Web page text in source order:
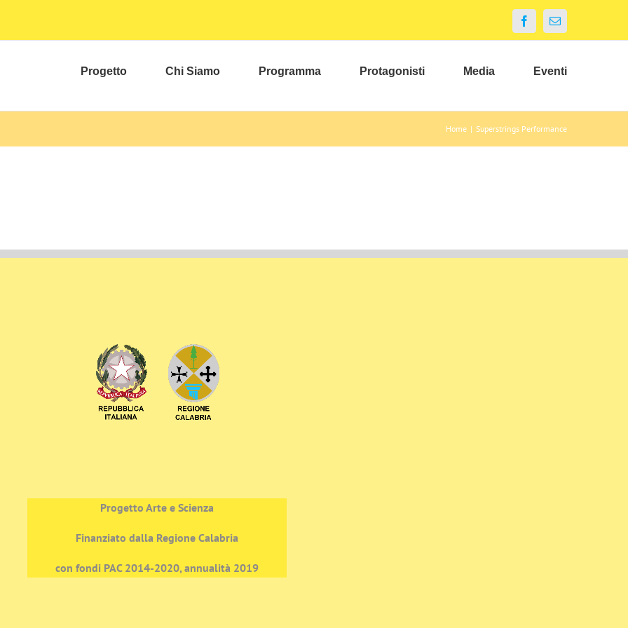
FacebookEmail
Progetto Chi Siamo Programma Protagonisti Media Eventi
Home | Superstrings Performance
Progetto Arte e Scienza
Finanziato dalla Regione Calabria
con fondi PAC 2014-2020, annualità 2019